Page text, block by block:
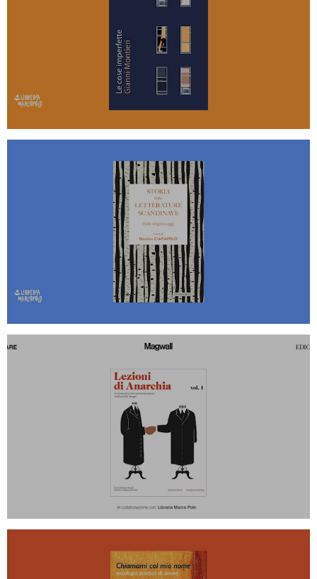
GIANNI MONTIERI ALLA LIBRERIA
MARCOPOLO - VENERDÌ 11 OTTOBRE
ALLE 20
STORIA DELLE LETTERATURE
SCANDINAVE ALLA LIBRERIA
MARCOPOLO - MERCOLEDÌ 2
OTTOBRE ALLE 20
LEZIONI DI ANARCHIA ALLA
MARCOPOLO - DOMENICA 29
SETTEMBRE ALLE 19